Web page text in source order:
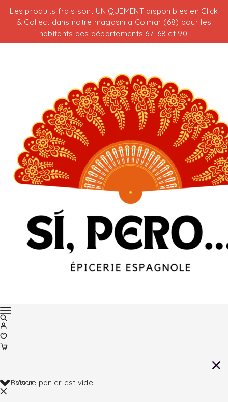
Les produits frais sont UNIQUEMENT disponibles en Click
& Collect dans notre magasin a Colmar (68) pour les
habitants des départements 67, 68 et 90.
Votre panier est vide.
Retour